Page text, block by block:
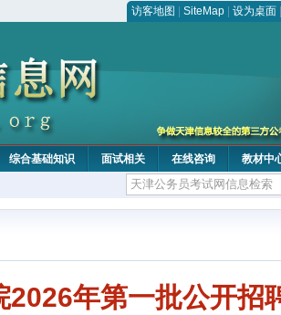
访客地图 SiteMap 设为桌面
综合基础知识 面试相关 在线咨询 教材中
2026年第一批公开招